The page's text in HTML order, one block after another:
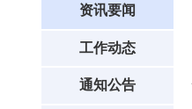
资讯要闻
工作动态
通知公告